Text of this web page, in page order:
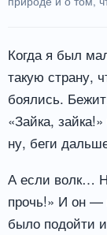
Когда я был
такую страну,
боялись.
«Зайка,
ну, беги
А если волк…
прочь!» И он —
было подойти